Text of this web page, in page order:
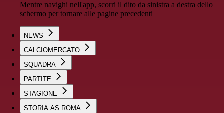
Mentre navighi nell'app, scorri il dito da sinistra a destra dello
schermo per tornare alle pagine precedenti
NEWS
CALCIOMERCATO
SQUADRA
PARTITE
STAGIONE
STORIA AS ROMA